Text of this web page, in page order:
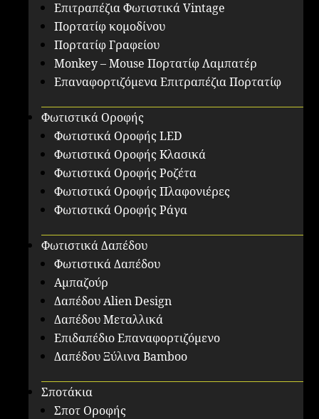
Επιτραπέζια Φωτιστικά Vintage
Πορτατίφ κομοδίνου
Πορτατίφ Γραφείου
Monkey – Mouse Πορτατίφ Λαμπατέρ
Επαναφορτιζόμενα Επιτραπέζια Πορτατίφ
Φωτιστικά Οροφής
Φωτιστικά Οροφής LED
Φωτιστικά Οροφής Κλασικά
Φωτιστικά Οροφής Ροζέτα
Φωτιστικά Οροφής Πλαφονιέρες
Φωτιστικά Οροφής Ράγα
Φωτιστικά Δαπέδου
Φωτιστικά Δαπέδου
Αμπαζούρ
Δαπέδου Alien Design
Δαπέδου Μεταλλικά
Επιδαπέδιο Επαναφορτιζόμενο
Δαπέδου Ξύλινα Bamboo
Σποτάκια
Σποτ Οροφής